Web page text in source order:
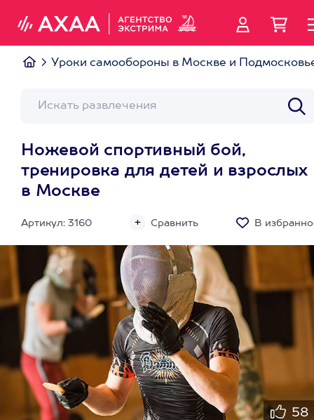
Уроки самообороны в Москве и
Ножевой спортивный бой,
тренировка для детей и взрослых
в Москве
Артикул: 3160 Сравнить В
58